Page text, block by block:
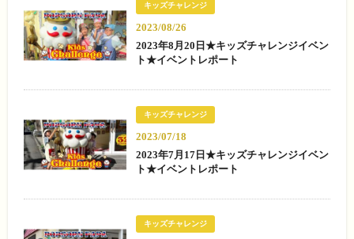
2023/08/26
2023年8月20日★キッズチャレンジイベン
ト★イベントレポート
キッズチャレンジ
2023/07/18
2023年7月17日★キッズチャレンジイベン
ト★イベントレポート
キッズチャレンジ
キッズチャレンジ